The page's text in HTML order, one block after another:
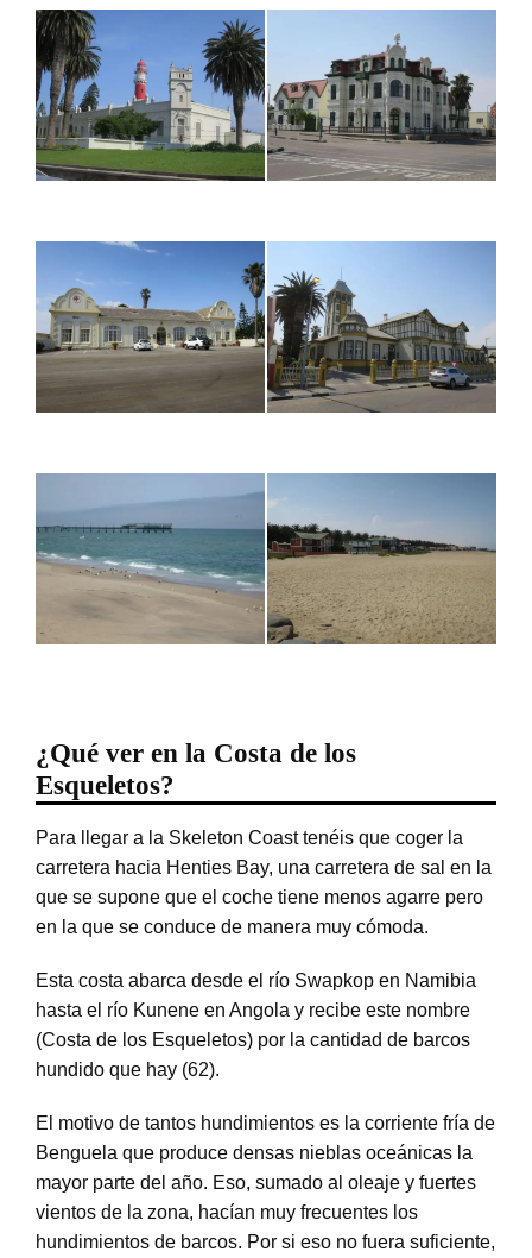
¿Qué ver en la Costa de los
Esqueletos?
Para llegar a la Skeleton Coast tenéis que coger la
carretera hacia Henties Bay, una carretera de sal en la
que se supone que el coche tiene menos agarre pero
en la que se conduce de manera muy cómoda.
Esta costa abarca desde el río Swapkop en Namibia
hasta el río Kunene en Angola y recibe este nombre
(Costa de los Esqueletos) por la cantidad de barcos
hundido que hay (62).
El motivo de tantos hundimientos es la corriente fría de
Benguela que produce densas nieblas oceánicas la
mayor parte del año. Eso, sumado al oleaje y fuertes
vientos de la zona, hacían muy frecuentes los
hundimientos de barcos. Por si eso no fuera suficiente,